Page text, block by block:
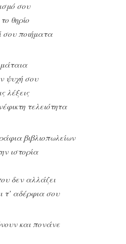
σου
θηρίο
σου ποιήματα
μάταια
ψυχή σου
λέξεις
τελειότητα
βιβλιοπωλείων
ιστορία
δεν αλλάζει
τ’ αδέρφια σου
και πονάνε